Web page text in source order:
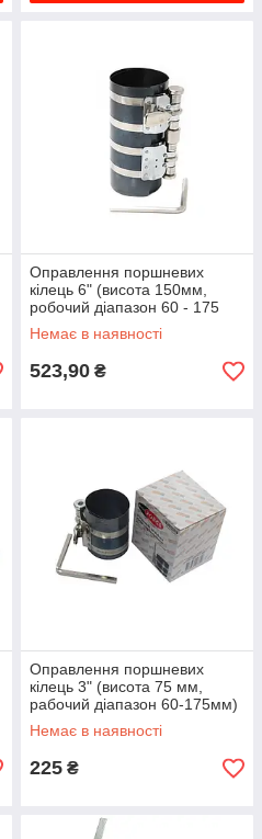
Оправлення поршневих
кілець 6" (висота 150мм,
робочий діапазон 60 - 175
мм) ROCKFORCE RF-
6206175
Немає в наявності
523,90 ₴
Оправлення поршневих
кілець 3" (висота 75 мм,
рабочий діапазон 60-175мм)
ROCKFORCE RF-6203175
Немає в наявності
225 ₴